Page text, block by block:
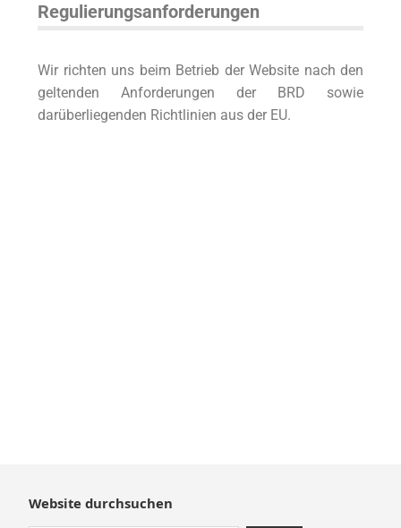
Regulierungsanforderungen
Wir richten uns beim Betrieb der Website nach den
geltenden Anforderungen der BRD sowie
darüberliegenden Richtlinien aus der EU.
Website durchsuchen